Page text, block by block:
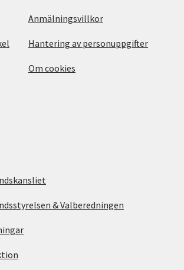
Anmälningsvillkor
Hantering av personuppgifter
Om cookies
& Valberedningen